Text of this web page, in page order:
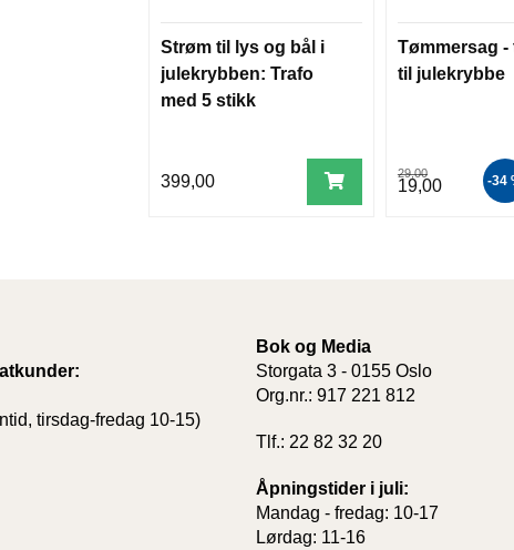
Strøm til lys og bål i
julekrybben: Trafo
med 5 stikk
399,00
Tømmersag
til julekrybbe
29,00
19,00 -34
tirsdag-fredag 10-15)
Bok og Media
Storgata 3 - 0155 Oslo
Org.nr.: 917 221 812
Tlf.: 22 82 32 20
Åpningstider i juli:
Mandag - fredag: 10-17
Lørdag: 11-16